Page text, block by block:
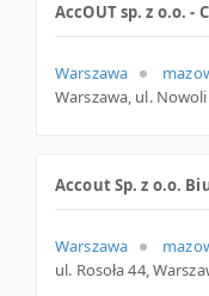
AccOUT sp. z o.o. -
Warszawa
Accout Sp. z o.o.
Warszawa
ul. Rosoła 44,